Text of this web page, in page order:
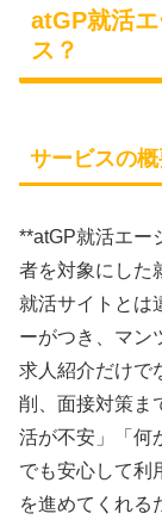
atGP就活
ス？
サービスの
**atGP就活エー
者を対象にした
就活サイトとは
ーがつき、マン
求人紹介だけで
削、面接対策ま
活が不安」「何
でも安心して利
を進めてくれる